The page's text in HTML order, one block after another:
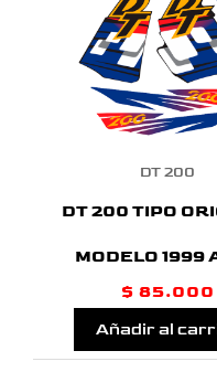
DT 200
DT 200 TIPO
MODELO 1999
$ 85.000
Añadir al